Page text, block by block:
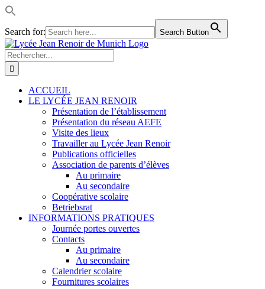
Search for: Search Button
Passer
au
contenu
LinkedIn
Facebook
Instagram
Rss
Rechercher:
ACCUEIL
LE LYCÉE JEAN RENOIR
Présentation de l’établissement
Présentation du réseau AEFE
Visite des lieux
Travailler au Lycée Jean Renoir
Publications officielles
Association de parents d’élèves
Au primaire
Au secondaire
Coopérative scolaire
Betriebsrat
INFORMATIONS PRATIQUES
Journée portes ouvertes
Contacts
Au primaire
Au secondaire
Calendrier scolaire
Fournitures scolaires